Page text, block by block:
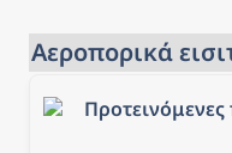
Αεροπορικά
Προτεινόμενες